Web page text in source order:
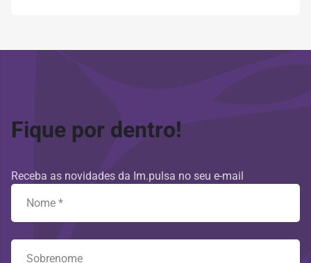
Fique por dentro!
Receba as novidades da Im.pulsa no seu e-mail